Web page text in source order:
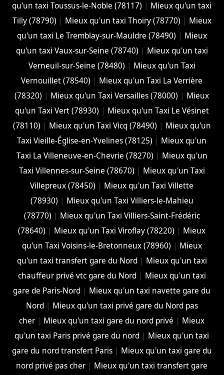
qu'un taxi Toussus-le-Noble (78117) | Mieux qu'un taxi
Tilly (78790) | Mieux qu'un taxi Thoiry (78770) | Mieux
qu'un taxi Le Tremblay-sur-Mauldre (78490) | Mieux
qu'un taxi Vaux-sur-Seine (78740) | Mieux qu'un taxi
Verneuil-sur-Seine (78480) | Mieux qu'un Taxi
Vernouillet (78540) | Mieux qu'un Taxi La Verrière
(78320) | Mieux qu'un Taxi Versailles (78000) | Mieux
qu'un Taxi Vert (78930) | Mieux qu'un Taxi Le Vésinet
(78110) | Mieux qu'un Taxi Vicq (78490) | Mieux qu'un
Taxi Vieille-Église-en-Yvelines (78125) | Mieux qu'un
Taxi La Villeneuve-en-Chevrie (78270) | Mieux qu'un
Taxi Villennes-sur-Seine (78670) | Mieux qu'un Taxi
Villepreux (78450) | Mieux qu'un Taxi Villette
(78930) | Mieux qu'un Taxi Villiers-le-Mahieu
(78770) | Mieux qu'un Taxi Villiers-Saint-Frédéric
(78640) | Mieux qu'un Taxi Viroflay (78220) | Mieux
qu'un Taxi Voisins-le-Bretonneux (78960) | Mieux
qu'un taxi transfert gare du Nord| Mieux qu'un taxi
chauffeur privé vtc gare du Nord| Mieux qu'un taxi
gare de Paris-Nord | Mieux qu'un taxi navette gare du
Nord| Mieux qu'un taxi privé gare du Nord pas
cher | Mieux qu'un taxi gare du nord privé | Mieux
qu'un taxi Paris privé gare du nord | Mieux qu'un taxi
gare du nord transfert Paris| Mieux qu'un taxi gare du
nord privé pas cher | Mieux qu'un taxi transfert gare